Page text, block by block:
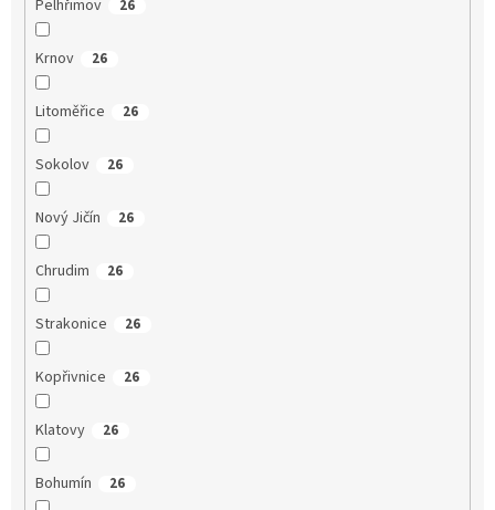
Pelhřimov 26
Krnov 26
Litoměřice 26
Sokolov 26
Nový Jičín 26
Chrudim 26
Strakonice 26
Kopřivnice 26
Klatovy 26
Bohumín 26